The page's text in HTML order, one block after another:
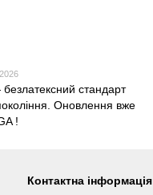
стандарт
Оновлення вже
!
Контактна інформація